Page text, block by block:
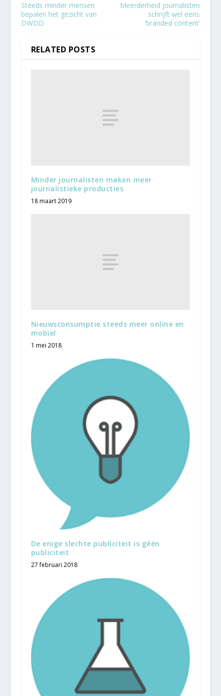
Steeds minder mensen
bepalen het gezicht van
DWDD
Meerderheid journalisten
schrijft wel eens
‘branded content’
RELATED POSTS
Minder journalisten maken meer
journalistieke producties
18 maart 2019
Nieuwsconsumptie steeds meer online en
mobiel
1 mei 2018
De enige slechte publiciteit is géén
publiciteit
27 februari 2018